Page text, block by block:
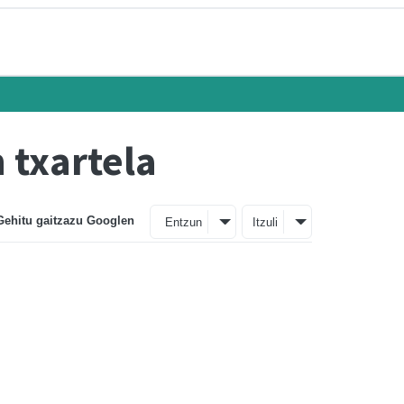
txartela
gaitzazu Googlen Entzun Itzuli